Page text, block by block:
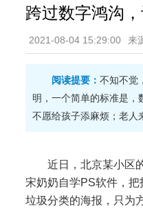
跨过数字鸿沟
2021-08-04 15:29:00 来
阅读提要： 不知不觉
明，一个简单的标准是，
不愿给孩子添麻烦；老人
近日，北京某小区
宋奶奶自学PS软件，
垃圾分类的海报，只为